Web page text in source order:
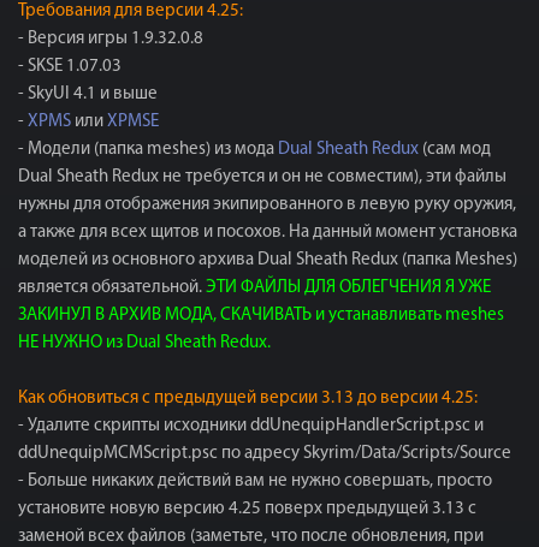
Требования для версии 4.25:
- Версия игры 1.9.32.0.8
- SKSE 1.07.03
- SkyUI 4.1 и выше
- XPMS или XPMSE
- Модели (папка meshes) из мода Dual Sheath Redux (сам мод
Dual Sheath Redux не требуется и он не совместим), эти файлы
нужны для отображения экипированного в левую руку оружия,
а также для всех щитов и посохов. На данный момент установка
моделей из основного архива Dual Sheath Redux (папка Meshes)
является обязательной. ЭТИ ФАЙЛЫ ДЛЯ ОБЛЕГЧЕНИЯ Я УЖЕ
ЗАКИНУЛ В АРХИВ МОДА, СКАЧИВАТЬ и устанавливать meshes
НЕ НУЖНО из Dual Sheath Redux.
Как обновиться с предыдущей версии 3.13 до версии 4.25:
- Удалите скрипты исходники ddUnequipHandlerScript.psc и
ddUnequipMCMScript.psc по адресу Skyrim/Data/Scripts/Source
- Больше никаких действий вам не нужно совершать, просто
установите новую версию 4.25 поверх предыдущей 3.13 с
заменой всех файлов (заметьте, что после обновления, при